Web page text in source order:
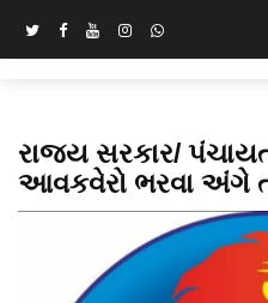
રાજ્ય સરકાર/
આવકવેરો ભરવા અંગે